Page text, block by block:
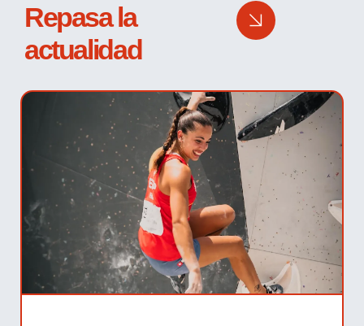
Repasa la
actualidad